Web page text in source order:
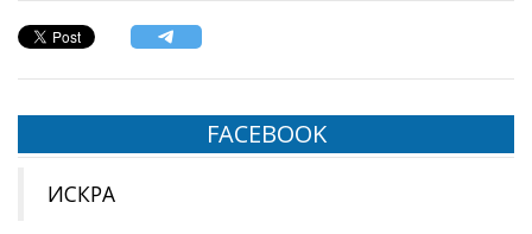
FACEBOOK
ИСКРА